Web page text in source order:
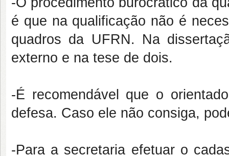
é que na qualificação não é
quadros da UFRN. Na
externo e na tese de dois.
-É recomendável que o
defesa. Caso ele não consiga,
-Para a secretaria efetuar o